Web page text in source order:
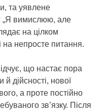
та уявлене
„Я вимислюю, але
на цілком
на непросте питання.
що настає пора
дійсності, нової
а проте постійно
зв’язку. Після